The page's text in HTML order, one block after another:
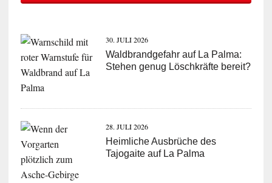
30. JULI 2026
Waldbrandgefahr auf La Palma:
Stehen genug Löschkräfte bereit?
28. JULI 2026
Heimliche Ausbrüche des
Tajogaite auf La Palma